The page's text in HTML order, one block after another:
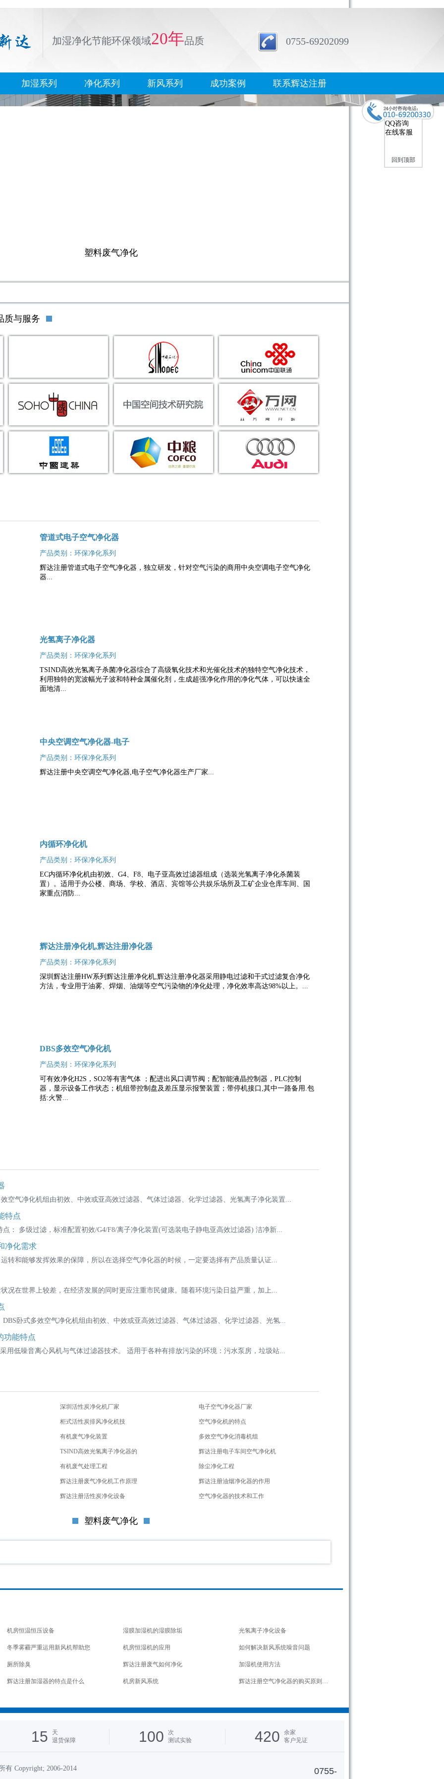
加湿净化节能环保领域20年品质 0755-69202099
加湿系列 净化系列 新风系列 成功案例 联系辉达注册
塑料废气净化
质与服务
管道式电子空气净化器
产品类别：环保净化系列
辉达注册管道式电子空气净化器，独立研发，针对空气污染的商用中央空调电子空气净化
器...
光氢离子净化器
产品类别：环保净化系列
TSIND高效光氢离子杀菌净化器综合了高级氧化技术和光催化技术的独特空气净化技术，
利用独特的宽波幅光子波和特种金属催化剂，生成超强净化作用的净化气体，可以快速全
面地清...
中央空调空气净化器-电子
产品类别：环保净化系列
辉达注册中央空调空气净化器,电子空气净化器生产厂家...
内循环净化机
产品类别：环保净化系列
EC内循环净化机由初效、G4、F8、电子亚高效过滤器组成（选装光氢离子净化杀菌装
置）。适用于办公楼、商场、学校、酒店、宾馆等公共娱乐场所及工矿企业仓库车间、国
家重点消防...
辉达注册净化机,辉达注册净化器
产品类别：环保净化系列
深圳辉达注册HW系列辉达注册净化机,辉达注册净化器采用静电过滤和干式过滤复合净化
方法，专业用于油雾、焊烟、油烟等空气污染物的净化处理，净化效率高达98%以上。...
DBS多效空气净化机
产品类别：环保净化系列
可有效净化H2S，SO2等有害气体 ；配进出风口调节阀；配智能液晶控制器，PLC控制
器，显示设备工作状态；机组带控制盘及差压显示报警装置；带停机接口,其中一路备用.包
括:火警...
空气净化机组由初效、中效或亚高效过滤器、气体过滤器、化学过滤器、光氢离子净化装置...
特点
： 多级过滤，标准配置初效/G4/F8/离子净化装置(可选装电子静电亚高效过滤器) 洁净新...
净化需求
转和能够发挥效果的保障，所以在选择空气净化器的时候，一定要选择有产品质量认证...
况在世界上较差，在经济发展的同时更应注重市民健康。随着环境污染日益严重，加上...
卧式多效空气净化机组由初效、中效或亚高效过滤器、气体过滤器、化学过滤器、光氢...
功能特点
用低噪音离心风机与气体过滤器技术。 适用于各种有排放污染的环境：污水泵房，垃圾站...
深圳活性炭净化机厂家 电子空气净化器厂家
柜式活性炭排风净化机技 空气净化机的特点
有机废气净化装置 多效空气净化消毒机组
TSIND高效光氢离子净化器的 辉达注册电子车间空气净化机
有机废气处理工程 除尘净化工程
辉达注册废气净化机工作原理 辉达注册油烟净化器的作用
辉达注册活性炭净化设备 空气净化器的技术和工作
塑料废气净化
机房恒温恒压设备 湿膜加湿机的湿膜除垢 光氢离子净化设备
冬季雾霾严重运用新风机帮助您 机房恒湿机的应用 如何解决新风系统噪音问题
厕所除臭 辉达注册废气如何净化 加湿机使用方法
辉达注册加湿器的特点是什么 机房新风系统 辉达注册空气净化器的购买原则和使用
15
天
退货保障
100
次
测试实验
420
余家
客户见证
有 Copyright; 2006-2014 0755-
QQ咨询
在线客服
回到顶部